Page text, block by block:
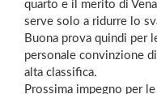
quarto e il merito di
serve solo a ridurre lo
Buona prova quindi per
personale convinzione
alta classifica.
Prossima impegno per